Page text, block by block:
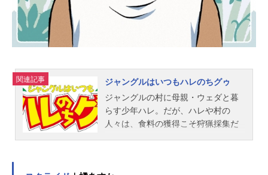
関連記事
ジャングルはいつもハレのちグゥ
ジャングルの村に母親・ウェダと暮
らす少年ハレ。だが、ハレや村の
人々は、食料の獲得こそ狩猟採集だ